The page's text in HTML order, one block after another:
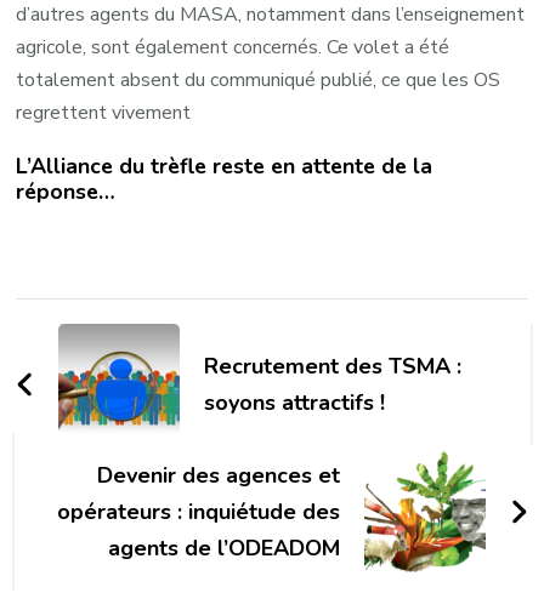
d’autres agents du MASA, notamment dans l’enseignement
agricole, sont également concernés. Ce volet a été
totalement absent du communiqué publié, ce que les OS
regrettent vivement
L’Alliance du trèfle reste en attente de la
réponse…
Navigation
d'article
Recrutement des TSMA :
soyons attractifs !
Devenir des agences et
opérateurs : inquiétude des
agents de l’ODEADOM